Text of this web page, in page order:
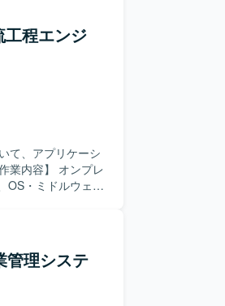
当いただきま
応ができ、ITに
想定しておりま
できる方を歓迎
作業だけでなく、
キテクチャやセ
鍵管理などの基盤
ます。
工程エンジ
て、アプリケーシ
OS・ミドルウェア
価に応じて、実装
る方を求めてお
と協力して問題
管理システ